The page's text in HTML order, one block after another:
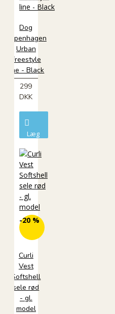
Dog
Copenhagen
Urban
Freestyle
line - Black
299
DKK
Læg
kurv
-20 %
Curli
Vest
Softshell
sele rød
- gl.
model